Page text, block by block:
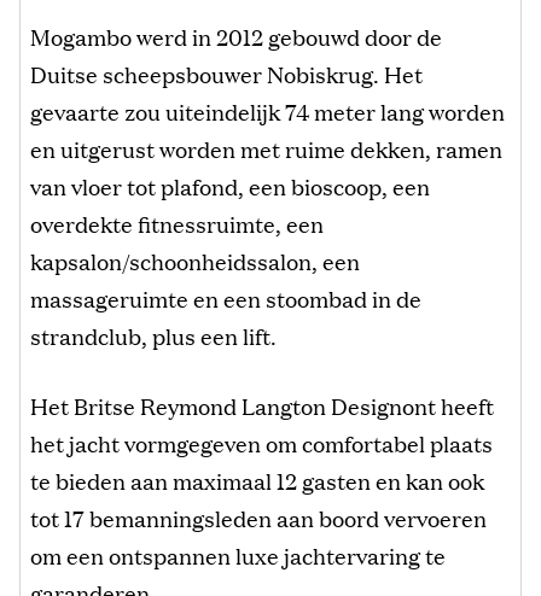
Mogambo werd in 2012 gebouwd door de
Duitse scheepsbouwer Nobiskrug. Het
gevaarte zou uiteindelijk 74 meter lang worden
en uitgerust worden met ruime dekken, ramen
van vloer tot plafond, een bioscoop, een
overdekte fitnessruimte, een
kapsalon/schoonheidssalon, een
massageruimte en een stoombad in de
strandclub, plus een lift.
Het Britse Reymond Langton Designont heeft
het jacht vormgegeven om comfortabel plaats
te bieden aan maximaal 12 gasten en kan ook
tot 17 bemanningsleden aan boord vervoeren
om een ​​ontspannen luxe jachtervaring te